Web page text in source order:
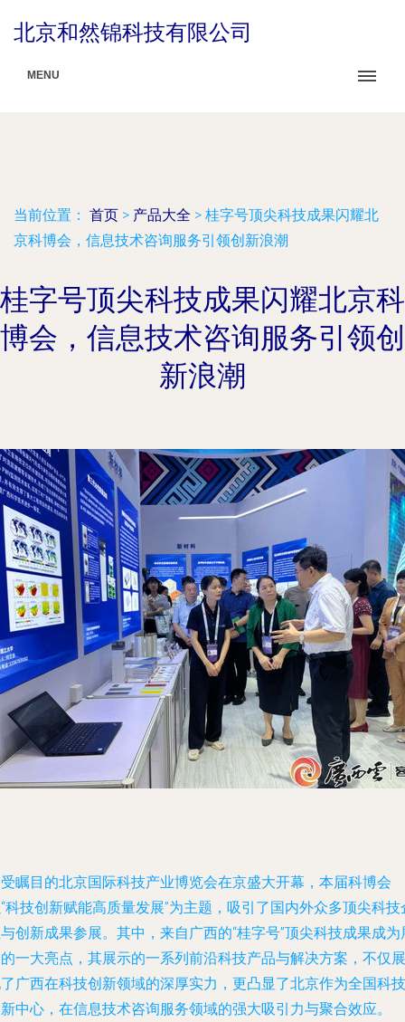
北京和然锦科技有限公司
MENU
当前位置： 首页 > 产品大全 > 桂字号顶尖科技成果闪耀北
京科博会，信息技术咨询服务引领创新浪潮
桂字号顶尖科技成果闪耀北京科
博会，信息技术咨询服务引领创
新浪潮
瞩目的北京国际科技产业博览会在京盛大开幕，本届科博会
科技创新赋能高质量发展”为主题，吸引了国内外众多顶尖科技
创新成果参展。其中，来自广西的“桂字号”顶尖科技成果成为
一大亮点，其展示的一系列前沿科技产品与解决方案，不仅展
广西在科技创新领域的深厚实力，更凸显了北京作为全国科技
中心，在信息技术咨询服务领域的强大吸引力与聚合效应。